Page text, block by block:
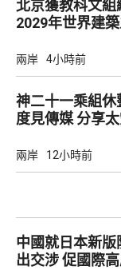
北京獲教科文組
2029年世界建
兩岸 4小時前
神二十一乘組休
度見傳媒
兩岸 12小時前
中國就日本新
出交涉 促國